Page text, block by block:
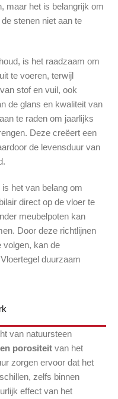
maar het is belangrijk om
stenen niet aan te
is het raadzaam om
te voeren, terwijl
stof en vuil, ook
de glans en kwaliteit van
te raden om jaarlijks
Deze creëert een
de levensduur van
het van belang om
direct op de vloer te
meubelpoten kan
Door deze richtlijnen
volgen, kan de
duurzaam
van natuursteen
porositeit van het
zorgen ervoor dat het
zelfs binnen
effect van het